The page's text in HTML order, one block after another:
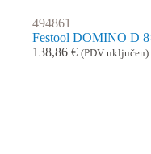
494861
Festool DOMINO D
138,86 € (PDV uključen)